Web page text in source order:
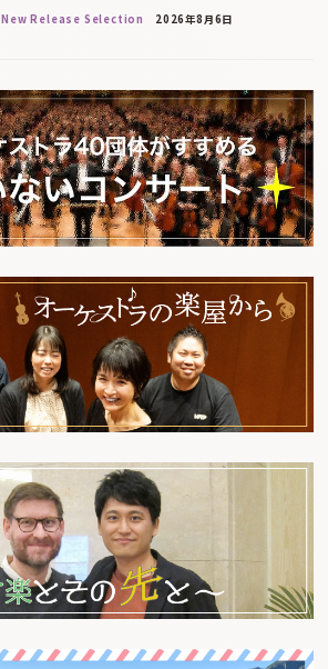
New Release Selection 2026年8月6日